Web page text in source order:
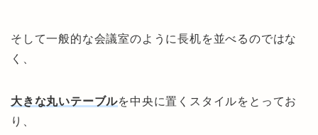
そして一般的な会議室のように長机を並べるのではな
く、
大きな丸いテーブルを中央に置くスタイルをとってお
り、